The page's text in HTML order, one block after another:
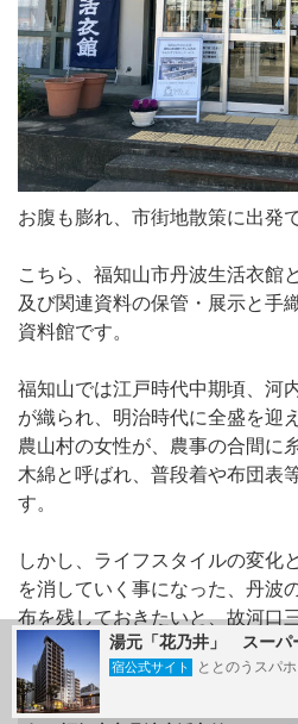
お腹も膨れ、市街地散策に出発で
こちら、福知山市丹波生活衣館
及び関連資料の保管・展示と手
資料館です。
福知山では江戸時代中期頃、河
が織られ、明治時代に全盛を迎
農山村の女性が、農事の合間に
木綿と呼ばれ、普段着や布団表
す。
しかし、ライフスタイルの変化
を消していく事になった、丹波
布を残しておきたいと、故河口
約3,600点の布類を福知山市に
たそうです。
湯元「花乃井」 スーパ
宿公式サイト ととのうスパホ